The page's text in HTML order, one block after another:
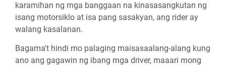
karamihan ng mga banggaan na kinasasangkutan ng
isang motorsiklo at isa pang sasakyan, ang rider ay
walang kasalanan.
Bagama't hindi mo palaging maisasaalang-alang kung
ano ang gagawin ng ibang mga driver, maaari mong